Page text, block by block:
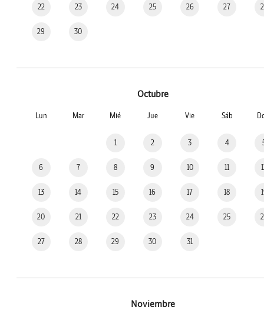
22 23 24 25 26 27
29 30
Octubre
Lun Mar Mié Jue Vie Sáb
1 2 3 4
6 7 8 9 10 11
13 14 15 16 17 18
20 21 22 23 24 25
27 28 29 30 31
Noviembre